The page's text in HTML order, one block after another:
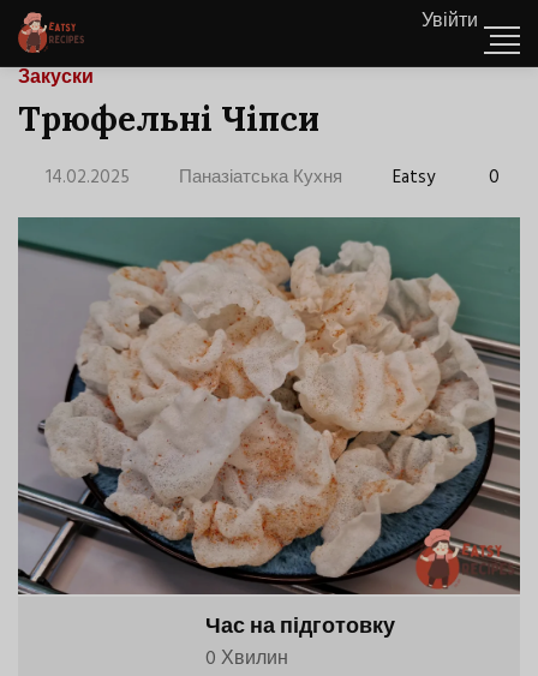
Увійти
Закуски
Трюфельні Чіпси
14.02.2025 Паназіатська Кухня Eatsy 0
Час на підготовку
0 Хвилин